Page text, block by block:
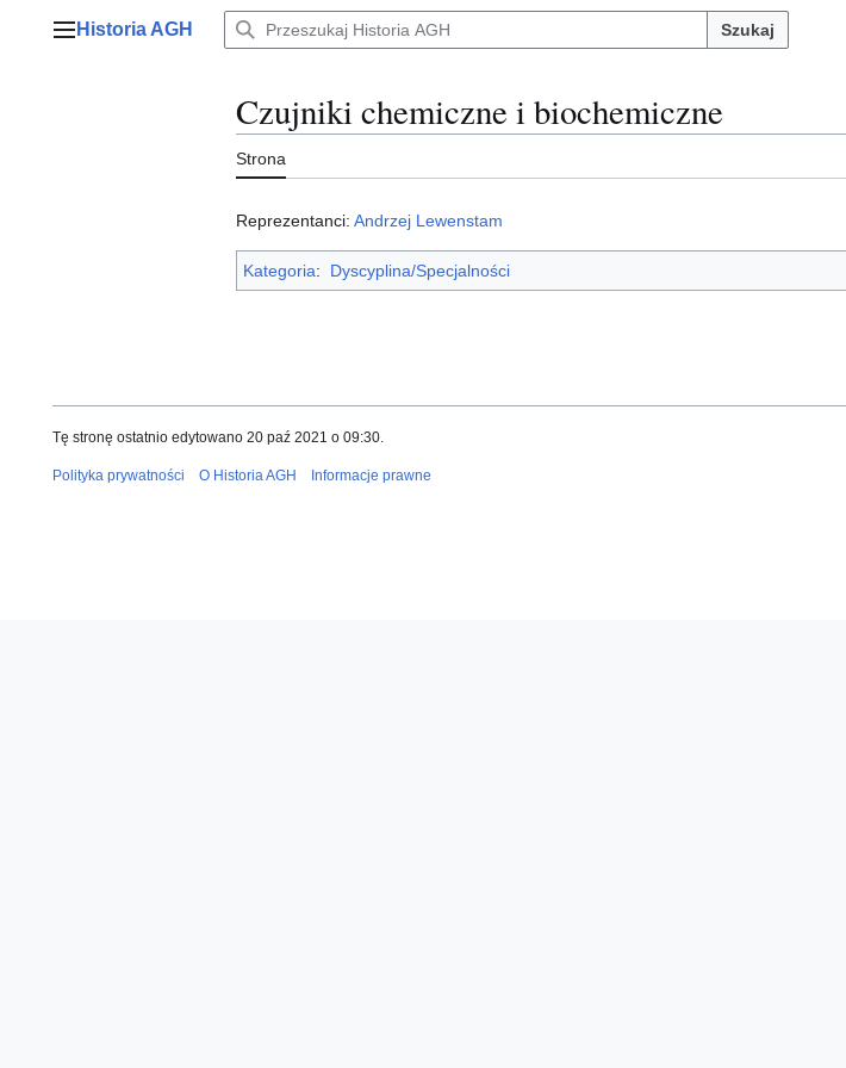
Menu główne
Historia AGH Szukaj
Czujniki chemiczne i biochemiczne
Strona
Reprezentanci: Andrzej Lewenstam
Kategoria: Dyscyplina/Specjalności
Tę stronę ostatnio edytowano 20 paź 2021 o 09:30.
Polityka prywatności O Historia AGH Informacje prawne